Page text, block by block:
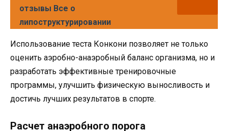
отзывы Все о
липоструктурировании
Использование теста Конкони позволяет не только
оценить аэробно-анаэробный баланс организма, но и
разработать эффективные тренировочные
программы, улучшить физическую выносливость и
достичь лучших результатов в спорте.
Расчет анаэробного порога